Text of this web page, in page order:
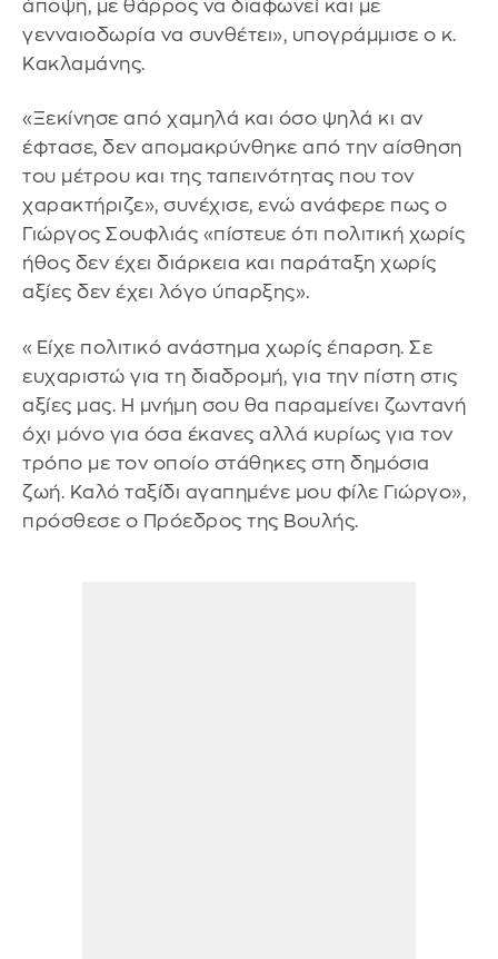
άποψη, με θάρρος να διαφωνεί και με
γενναιοδωρία να συνθέτει», υπογράμμισε ο κ.
Κακλαμάνης.
«Ξεκίνησε από χαμηλά και όσο ψηλά κι αν
έφτασε, δεν απομακρύνθηκε από την αίσθηση
του μέτρου και της ταπεινότητας που τον
χαρακτήριζε», συνέχισε, ενώ ανάφερε πως ο
Γιώργος Σουφλιάς «πίστευε ότι πολιτική χωρίς
ήθος δεν έχει διάρκεια και παράταξη χωρίς
αξίες δεν έχει λόγο ύπαρξης».
«Είχε πολιτικό ανάστημα χωρίς έπαρση. Σε
ευχαριστώ για τη διαδρομή, για την πίστη στις
αξίες μας. Η μνήμη σου θα παραμείνει ζωντανή
όχι μόνο για όσα έκανες αλλά κυρίως για τον
τρόπο με τον οποίο στάθηκες στη δημόσια
ζωή. Καλό ταξίδι αγαπημένε μου φίλε Γιώργο»,
πρόσθεσε ο Πρόεδρος της Βουλής.